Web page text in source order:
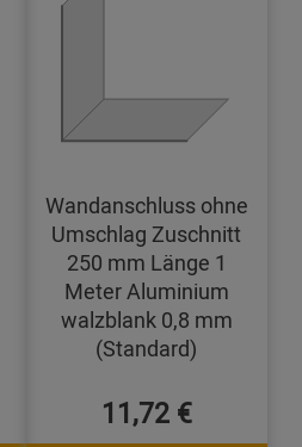
Wandanschluss ohne
Umschlag Zuschnitt
250 mm Länge 1
Meter Aluminium
walzblank 0,8 mm
(Standard)
11,72 €